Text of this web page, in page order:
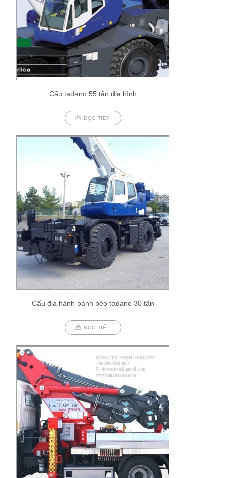
Cẩu tadano 55 tấn địa hình
ĐỌC TIẾP
Cẩu địa hành bánh béo tadano 30 tấn
ĐỌC TIẾP